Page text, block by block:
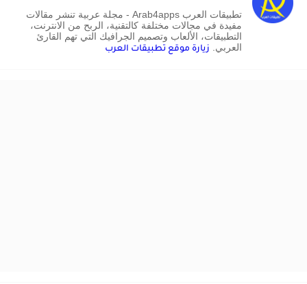
تطبيقات العرب Arab4apps - مجلة عربية تنشر مقالات
مفيدة في مجالات مختلفة كالتقنية، الربح من الانترنت،
التطبيقات، الألعاب وتصميم الجرافيك التي تهم القارئ
العربي.
زيارة موقع تطبيقات العرب